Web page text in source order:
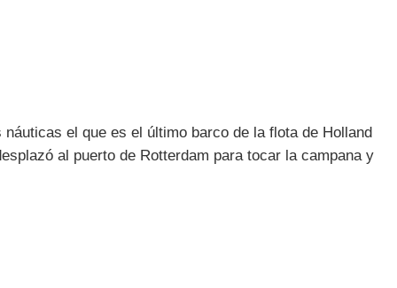
el que es el último barco de la flota de Holland
al puerto de Rotterdam para tocar la campana y